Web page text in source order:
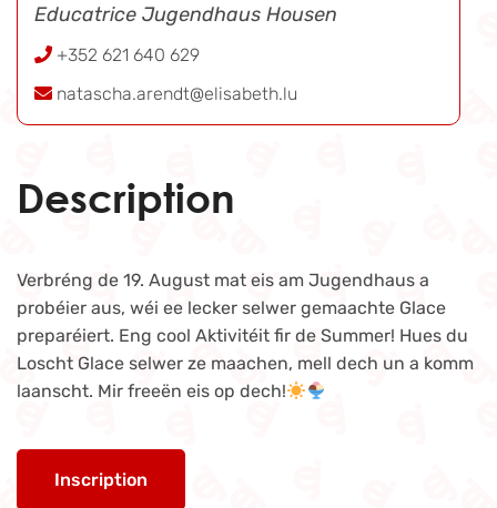
Educatrice Jugendhaus Housen
+352 621 640 629
natascha.arendt@elisabeth.lu
Description
Verbréng de 19. August mat eis am Jugendhaus a
probéier aus, wéi ee lecker selwer gemaachte Glace
preparéiert. Eng cool Aktivitéit fir de Summer! Hues du
Loscht Glace selwer ze maachen, mell dech un a komm
laanscht. Mir freeën eis op dech!
Inscription